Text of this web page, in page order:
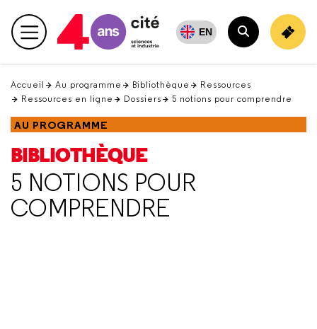
en
haut Menu principal EN
Rechercher
Accueil Au programme Bibliothèque
Ressources
Ressources en ligne
Dossiers 5 notions pour comprendre
AU PROGRAMME
BIBLIOTHÈQUE
5 NOTIONS POUR
COMPRENDRE